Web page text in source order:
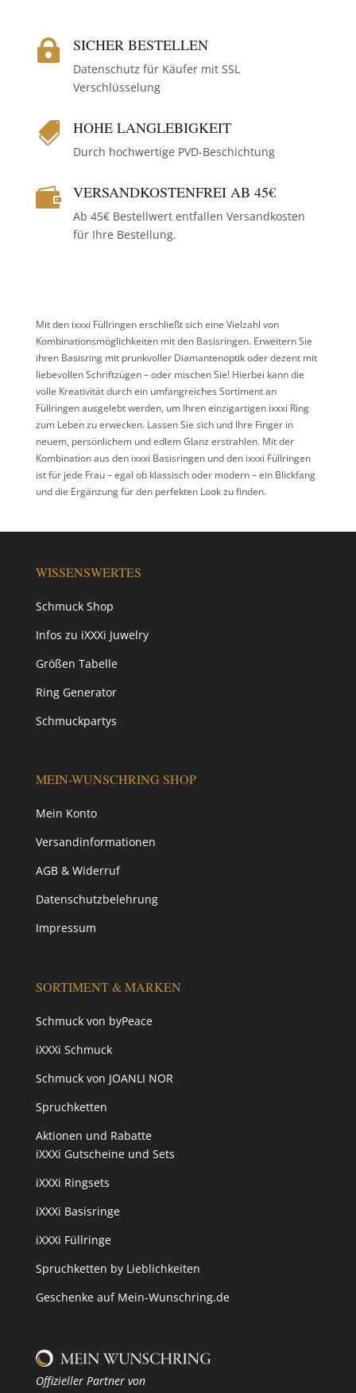
 SICHER BESTELLEN
Datenschutz für Käufer mit SSL
Verschlüsselung
 HOHE LANGLEBIGKEIT
Durch hochwertige PVD-Beschichtung
 VERSANDKOSTENFREI AB 45€
Ab 45€ Bestellwert entfallen Versandkosten
für Ihre Bestellung.
Mit den ixxxi Füllringen erschließt sich eine Vielzahl von
Kombinationsmöglichkeiten mit den Basisringen. Erweitern Sie
ihren Basisring mit prunkvoller Diamantenoptik oder dezent mit
liebevollen Schriftzügen – oder mischen Sie! Hierbei kann die
volle Kreativität durch ein umfangreiches Sortiment an
Füllringen ausgelebt werden, um Ihren einzigartigen ixxxi Ring
zum Leben zu erwecken. Lassen Sie sich und Ihre Finger in
neuem, persönlichem und edlem Glanz erstrahlen. Mit der
Kombination aus den ixxxi Basisringen und den ixxxi Füllringen
ist für jede Frau – egal ob klassisch oder modern – ein Blickfang
und die Ergänzung für den perfekten Look zu finden.
WISSENSWERTES
Schmuck Shop
Infos zu iXXXi Juwelry
Größen Tabelle
Ring Generator
Schmuckpartys
MEIN-WUNSCHRING SHOP
Mein Konto
Versandinformationen
AGB & Widerruf
Datenschutzbelehrung
Impressum
SORTIMENT & MARKEN
Schmuck von byPeace
iXXXi Schmuck
Schmuck von JOANLI NOR
Spruchketten
Aktionen und Rabatte
iXXXi Gutscheine und Sets
iXXXi Ringsets
iXXXi Basisringe
iXXXi Füllringe
Spruchketten by Lieblichkeiten
Geschenke auf Mein-Wunschring.de
Offizieller Partner von